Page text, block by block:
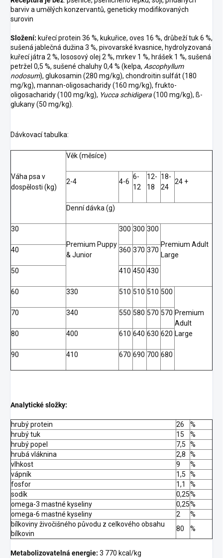
barviv a umělých konzervantů, geneticky modifikovaných
surovin
Složení: kuřecí protein 36 %, kukuřice, oves 16 %, drůbeží tuk 6 %,
sušená jablečná dužina 3 %, pivovarské kvasnice, hydrolyzovaná
kuřecí játra 2 %, lososový olej 2 %, mrkev 1 %, hrášek 1 %, sušená
petržel 0,5 %, sušené chaluhy 0,4 % (kelpa, Ascophyllum
nodosum), glukosamin (280 mg/kg), chondroitin sulfát (180
mg/kg), mannan-oligosacharidy (160 mg/kg), frukto-
oligosacharidy (100 mg/kg), Yucca schidigera(100 mg/kg), ß-
glukany (50 mg/kg).
Dávkovací tabulka:
Váha psa v
dospělosti (kg)
Věk (měsíce)
2-4 4-6
6-
12
12-
18
18-
24
24 +
Denní dávka (g)
30
Premium Puppy
& Junior
300 300 300
Premium Adult
Large
40 360 370 370
50 410 450 430
60 330 510 510 510 500
Premium
Adult
Large
70 340 550 580 570 570
80 400 610 640 630 620
90 410 670 690 700 680
Analytické složky:
hrubý protein 26
%
hrubý tuk
15
%
hrubý popel
7,5
%
hrubá vláknina
2,8
%
vlhkost
9
%
vápník
1,5
%
fosfor
1,1
%
sodík
0,25%
omega-3 mastné kyseliny
0,25%
omega-6 mastné kyseliny
2
%
bílkoviny živočišného původu z celkového obsahu
bílkovin
80 %
Metabolizovatelná energie: 3 770 kcal/kg